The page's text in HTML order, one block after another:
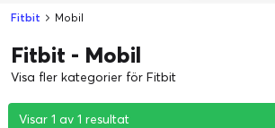
Fitbit Mobil
Fitbit - Mobil
Visa fler kategorier för Fitbit
Visar 1 av 1 resultat
Visar 1 av 1 resultat
Visar 1 av 1 resultat